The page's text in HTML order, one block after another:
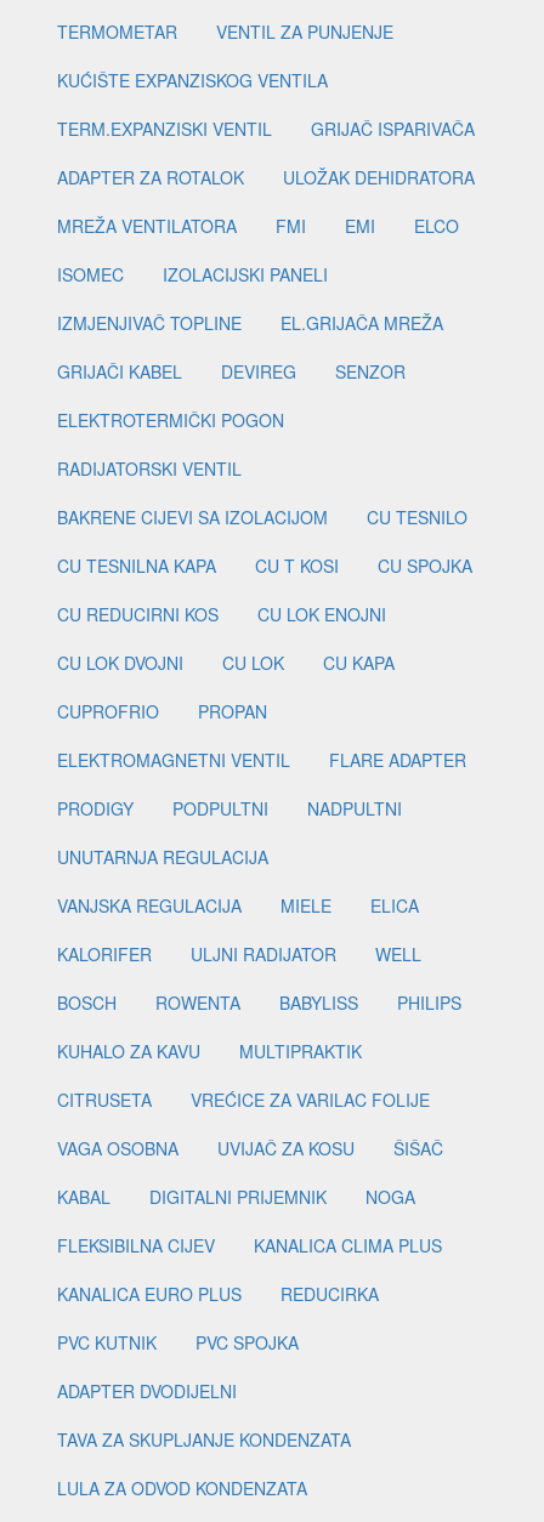
TERMOMETAR
VENTIL ZA PUNJENJE
KUĆIŠTE EXPANZISKOG VENTILA
TERM.EXPANZISKI VENTIL
GRIJAČ ISPARIVAČA
ADAPTER ZA ROTALOK
ULOŽAK DEHIDRATORA
MREŽA VENTILATORA
FMI EMI
ELCO
ISOMEC
IZOLACIJSKI PANELI
IZMJENJIVAČ TOPLINE
EL.GRIJAČA MREŽA
GRIJAČI KABEL
DEVIREG
SENZOR
ELEKTROTERMIČKI POGON
RADIJATORSKI VENTIL
BAKRENE CIJEVI SA IZOLACIJOM
CU TESNILO
CU TESNILNA KAPA
CU T KOSI
CU SPOJKA
CU REDUCIRNI KOS
CU LOK ENOJNI
CU LOK DVOJNI
CU LOK
CU KAPA
CUPROFRIO
PROPAN
ELEKTROMAGNETNI VENTIL
FLARE ADAPTER
PRODIGY
PODPULTNI
NADPULTNI
UNUTARNJA REGULACIJA
VANJSKA REGULACIJA
MIELE
ELICA
KALORIFER
ULJNI RADIJATOR
WELL
BOSCH
ROWENTA BABYLISS
PHILIPS
KUHALO ZA KAVU
MULTIPRAKTIK
CITRUSETA
VREĆICE ZA VARILAC FOLIJE
VAGA OSOBNA
UVIJAČ ZA KOSU
ŠIŠAČ
KABAL
DIGITALNI PRIJEMNIK
NOGA
FLEKSIBILNA CIJEV
KANALICA CLIMA PLUS
KANALICA EURO PLUS
REDUCIRKA
PVC KUTNIK
PVC SPOJKA
ADAPTER DVODIJELNI
TAVA ZA SKUPLJANJE KONDENZATA
LULA ZA ODVOD KONDENZATA